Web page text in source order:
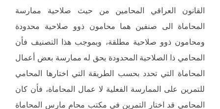
القانون العراقي المحامين من حيث صلاحية ممارسة
المحاماة الى صنفين هما محامون ذوو صلاحية محدودة
ومحامون ذوو صلاحية مطلقة، وبموجب هذا التصنيف فأن
المحامي ذا الصلاحية المحدودة يحق له ممارسة بعض أعمال
المحاماة التي تحدد بحسب الطريقة التي اختارها المحامي
للتمرين على الممارسة الفعلية لا عمال المحاماة، فأن كان
المحامي قد اختار التمرين في مكتب محامٍ مارس المحاماة